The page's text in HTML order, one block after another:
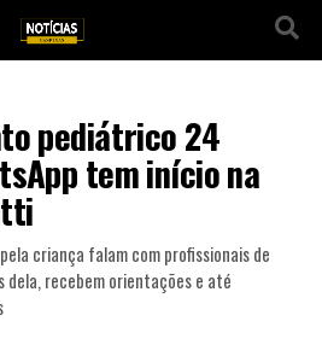
pediátrico 24
tem início na
criança falam com profissionais de
dela, recebem orientações e até